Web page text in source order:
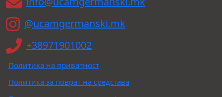
@ucamgermanski.mk
+38971901002
Политика на приватност
Политика за поврат на средстава